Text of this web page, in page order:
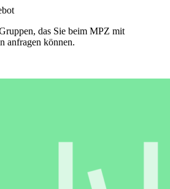
das Sie beim MPZ mit
anfragen können.